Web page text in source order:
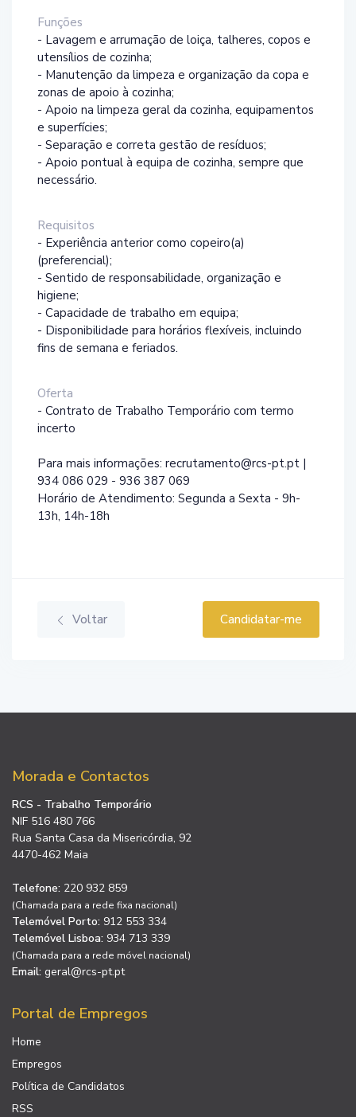
Funções
- Lavagem e arrumação de loiça, talheres, copos e
utensílios de cozinha;
- Manutenção da limpeza e organização da copa e
zonas de apoio à cozinha;
- Apoio na limpeza geral da cozinha, equipamentos
e superfícies;
- Separação e correta gestão de resíduos;
- Apoio pontual à equipa de cozinha, sempre que
necessário.
Requisitos
- Experiência anterior como copeiro(a)
(preferencial);
- Sentido de responsabilidade, organização e
higiene;
- Capacidade de trabalho em equipa;
- Disponibilidade para horários flexíveis, incluindo
fins de semana e feriados.
Oferta
- Contrato de Trabalho Temporário com termo
incerto
Para mais informações: recrutamento@rcs-pt.pt |
934 086 029 - 936 387 069
Horário de Atendimento: Segunda a Sexta - 9h-
13h, 14h-18h
Voltar Candidatar-me
Morada e Contactos
RCS - Trabalho Temporário
NIF 516 480 766
Rua Santa Casa da Misericórdia, 92
4470-462 Maia
Telefone: 220 932 859
(Chamada para a rede fixa nacional)
Telemóvel Porto: 912 553 334
Telemóvel Lisboa: 934 713 339
(Chamada para a rede móvel nacional)
Email: geral@rcs-pt.pt
Portal de Empregos
Home
Empregos
Política de Candidatos
RSS